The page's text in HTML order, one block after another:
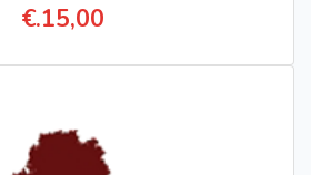
€.15,00